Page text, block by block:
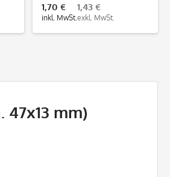
1,70 €
inkl. MwSt.
1,43 €
exkl. MwSt.
mm)